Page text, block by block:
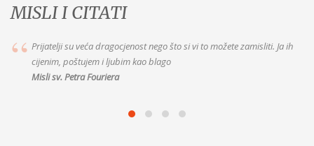
MISLI I CITATI
Prijatelji su veća dragocjenost nego što si vi to možete zamisliti. Ja ih
cijenim, poštujem i ljubim kao blago
Misli sv. Petra Fouriera